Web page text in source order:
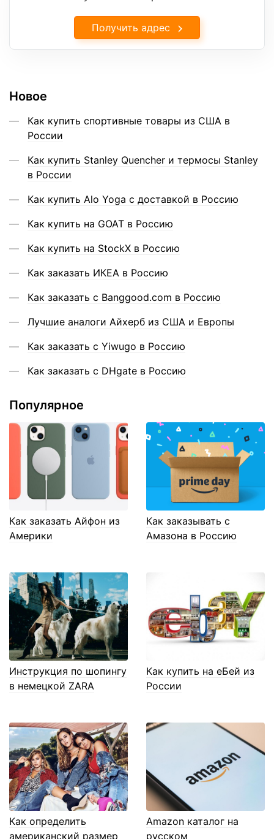
Получить адрес
Новое
Как купить спортивные товары из США в
России
Как купить Stanley Quencher и термосы Stanley
в России
Как купить Alo Yoga с доставкой в Россию
Как купить на GOAT в Россию
Как купить на StockX в Россию
Как заказать ИКЕА в Россию
Как заказать с Banggood.com в Россию
Лучшие аналоги Айхерб из США и Европы
Как заказать с Yiwugo в Россию
Как заказать с DHgate в Россию
Популярное
Как заказать Айфон из
Америки
Как заказывать с
Амазона в Россию
Инструкция по шопингу
в немецкой ZARA
Как купить на еБей из
России
Как определить
американский размер
Amazon каталог на
русском